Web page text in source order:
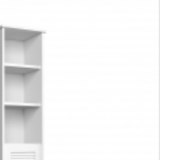
Orient
Więcej